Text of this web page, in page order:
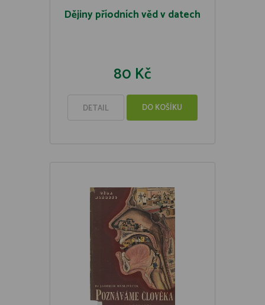
Dějiny příodních věd v datech
80 Kč
DETAIL DO KOŠÍKU